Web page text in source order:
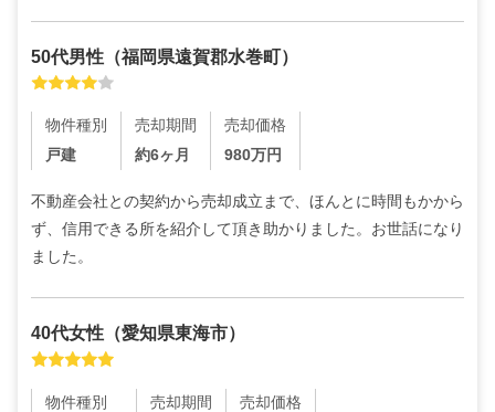
50代男性 （福岡県遠賀郡水巻町）
物件種別
戸建
売却期間
約6ヶ月
売却価格
980万円
不動産会社との契約から売却成立まで、ほんとに時間もかから
ず、信用できる所を紹介して頂き助かりました。お世話になり
ました。
40代女性 （愛知県東海市）
物件種別
売却期間
売却価格